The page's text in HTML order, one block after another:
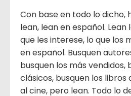
Con base en todo lo dicho,
lean, lean en español. Lean
que les interese, lo que los
en español. Busquen
busquen los más vendidos,
clásicos, busquen los
al cine, pero lean. Todo lo